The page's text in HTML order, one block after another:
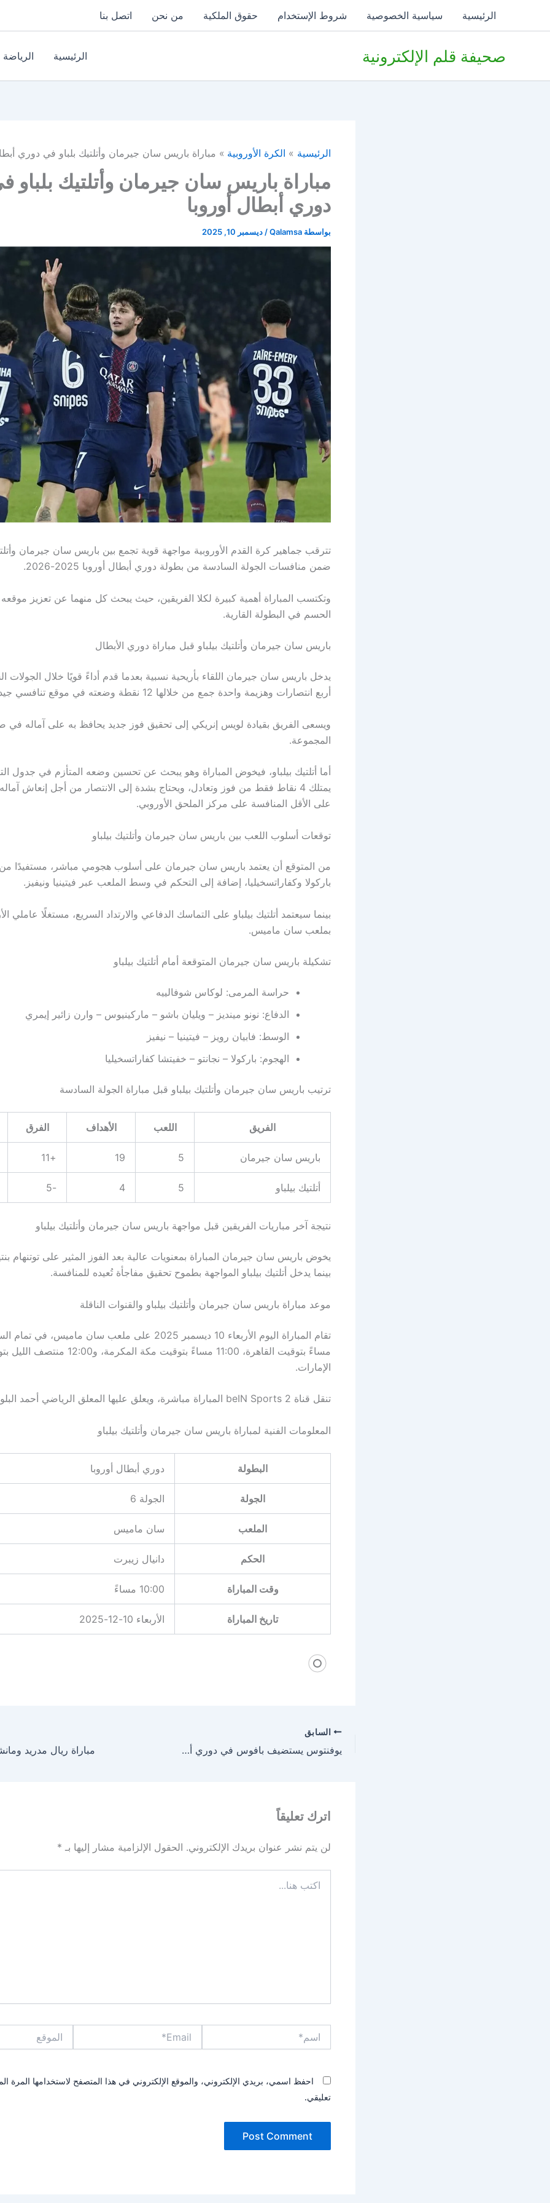
الرئيسية سياسية الخصوصية شروط الإستخدام حقوق الملكية من نحن اتصل بنا
صحيفة قلم الإلكترونية الرئيسية الرياضة
الرئيسية الكرة الأوروبية مباراة باريس سان جيرمان وأتلتيك بلباو في دوري
مباراة باريس سان جيرمان وأتلتيك بلباو
دوري أبطال أوروبا
بواسطة Qalamsa
/ ديسمبر 10, 2025
تترقب جماهير كرة القدم الأوروبية مواجهة قوية تجمع بين باريس سان جيرمان
ضمن منافسات الجولة السادسة من بطولة دوري أبطال أوروبا 2025-2026.
وتكتسب المباراة أهمية كبيرة لكلا الفريقين، حيث يبحث كل منهما عن تعزيز
الحسم في البطولة القارية.
باريس سان جيرمان وأتلتيك بيلباو قبل مباراة دوري الأبطال
يدخل باريس سان جيرمان اللقاء بأريحية نسبية بعدما قدم أداءً قويًا خلال الجولات
أربع انتصارات وهزيمة واحدة جمع من خلالها 12 نقطة وضعته في موقع تنافسي جيد.
ويسعى الفريق بقيادة لويس إنريكي إلى تحقيق فوز جديد يحافظ به على آماله في
المجموعة.
أما أتلتيك بيلباو، فيخوض المباراة وهو يبحث عن تحسين وضعه المتأزم في جدول
يمتلك 4 نقاط فقط من فوز وتعادل، ويحتاج بشدة إلى الانتصار من أجل إنعاش
على الأقل المنافسة على مركز الملحق الأوروبي.
توقعات أسلوب اللعب بين باريس سان جيرمان وأتلتيك بيلباو
من المتوقع أن يعتمد باريس سان جيرمان على أسلوب هجومي مباشر، مستفيدًا
باركولا وكفاراتسخيليا، إضافة إلى التحكم في وسط الملعب عبر فيتينيا ونيفيز.
بينما سيعتمد أتلتيك بيلباو على التماسك الدفاعي والارتداد السريع، مستغلًا عاملي
بملعب سان ماميس.
تشكيلة باريس سان جيرمان المتوقعة أمام أتلتيك بيلباو
حراسة المرمى: لوكاس شوفالييه
الدفاع: نونو مينديز – ويليان باشو – ماركينيوس – وارن زائير إيمري
الوسط: فابيان رويز – فيتينيا – نيفيز
الهجوم: باركولا – نجانتو – خفيتشا كفاراتسخيليا
ترتيب باريس سان جيرمان وأتلتيك بيلباو قبل مباراة الجولة السادسة
الفريق اللعب الأهداف الفرق
باريس سان جيرمان 5
19
+11
أتلتيك بيلباو 5
4
-5
نتيجة آخر مباريات الفريقين قبل مواجهة باريس سان جيرمان وأتلتيك بيلباو
بينما يدخل أتلتيك بيلباو المواجهة بطموح تحقيق مفاجأة تُعيده للمنافسة.
موعد مباراة باريس سان جيرمان وأتلتيك بيلباو والقنوات الناقلة
مساءً بتوقيت القاهرة، 11:00 مساءً بتوقيت مكة المكرمة،
الإمارات.
تنقل قناة beIN Sports 2 المباراة مباشرة، ويعلق عليها المعلق الرياضي أحمد البلوشي.
المعلومات الفنية لمباراة باريس سان جيرمان وأتلتيك بيلباو
البطولة دوري أبطال أوروبا
الجولة الجولة 6
الملعب سان ماميس
الحكم دانيال زيبرت
وقت المباراة 10:00 مساءً
تاريخ المباراة الأربعاء 10-12-2025
السابق
يوفنتوس يستضيف بافوس في دوري أبطال أوروبا بالجولة السادسة
اترك تعليقاً
لن يتم نشر عنوان بريدك الإلكتروني. الحقول الإلزامية مشار إليها بـ *
هنا...
احفظ اسمي، بريدي الإلكتروني، والموقع الإلكتروني في هذا المتصفح لاستخدامها المرة
تعليقي.